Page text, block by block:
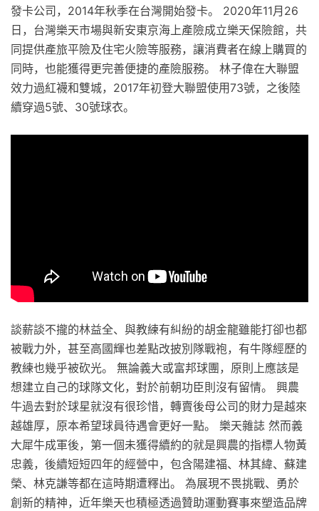
發卡公司，2014年秋季在台灣開始發卡。 2020年11月26
日，台灣樂天市場與新安東京海上產險成立樂天保險館，共
同提供產旅平險及住宅火險等服務，讓消費者在線上購買的
同時，也能獲得更完善便捷的產險服務。 林子偉在大聯盟
效力過紅襪和雙城，2017年初登大聯盟使用73號，之後陸
續穿過5號、30號球衣。
談薪談不攏的林益全、與教練有糾紛的胡金龍雖能打卻也都
被戰力外，甚至高國輝也差點改披別隊戰袍，有牛隊經歷的
教練也幾乎被砍光。 無論義大或富邦球團，原則上應該是
想建立自己的球隊文化，對於前朝功臣則沒有留情。 興農
牛過去對於球星就沒有很珍惜，轉賣後母公司的財力是越來
越雄厚，原本希望球員待遇會更好一點。 樂天雜誌 然而義
大犀牛成軍後，第一個未獲得續約的就是興農的指標人物黃
忠義，後續短短四年的經營中，包含陽建福、林其緯、蘇建
榮、林克謙等都在這時期遭釋出。 為展現不畏挑戰、勇於
創新的精神，近年樂天也積極透過贊助運動賽事來塑造品牌